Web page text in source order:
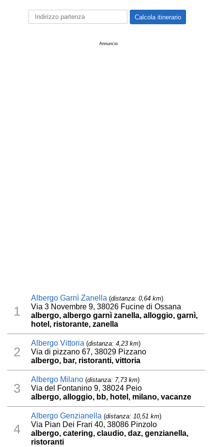
Annuncio
1
Albergo Garnì Zanella (distanza: 0,64 km)
Via 3 Novembre 9, 38026 Fucine di Ossana
albergo, albergo garnì zanella, alloggio, garnì,
hotel, ristorante, zanella
2
Albergo Vittoria (distanza: 4,23 km)
Via di pizzano 67, 38029 Pizzano
albergo, bar, ristoranti, vittoria
3
Albergo Milano (distanza: 7,73 km)
Via del Fontanino 9, 38024 Peio
albergo, alloggio, bb, hotel, milano, vacanze
4
Albergo Genzianella (distanza: 10,51 km)
Via Pian Dei Frari 40, 38086 Pinzolo
albergo, catering, claudio, daz, genzianella,
ristoranti